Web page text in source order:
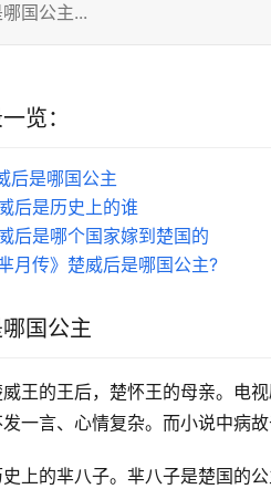
国公主...
览：
后是哪国公主
后是历史上的谁
后是哪个国家嫁到楚国的
芈月传》楚威后是哪国公主?
国公主
王的王后，楚怀王的母亲。电
一言、心情复杂。而小说中病
上的芈八子。芈八子是楚国的